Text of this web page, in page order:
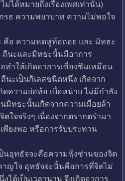
ได้หมายถึงเรื่องเพศเท่านั้น)
ธ ความพยาบาท ความไม่พอใจ
อ ความหดหู่ท้อถอย และ มิทธะ
ถีนะและมิทธะนั้นมีอาการ
ำให้เกิดอาการเซื่องซึมเหมือน
ะเป็นกิเลสชนิดหนึ่ง เกิดจาก
ดความย่อท้อ เบื่อหน่าย ไม่มีกำลัง
มิทธะนั้นเกิดจากความเมื่อยล้า
ใจจริงๆ เนื่องจากตรากตรำมา
ยงพอ หรือการรับประทาน
นอุทธัจจะคือความฟุ้งซ่านของจิต
ญใจ อุทธัจจะนั้นคือการที่จิตไม่
ได้เป็นเวลานาน จึงเกิดอาการ